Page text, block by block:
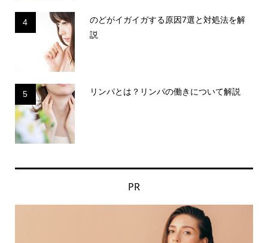
4
のどがイガイガする原因7選と対処法を解
説
5 リンパとは？リンパの働きについて解説
PR